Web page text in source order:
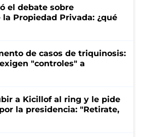
el debate sobre
Propiedad Privada: ¿qué
de casos de triquinosis:
"controles" a
a Kicillof al ring y le pide
la presidencia: "Retirate,